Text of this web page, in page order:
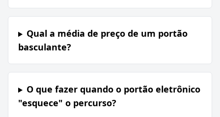
Qual a média de preço de um portão
basculante?
O que fazer quando o portão eletrônico
"esquece" o percurso?